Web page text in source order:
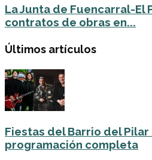
La Junta de Fuencarral-El
contratos de obras en...
Últimos artículos
Fiestas del Barrio del Pilar
programación completa